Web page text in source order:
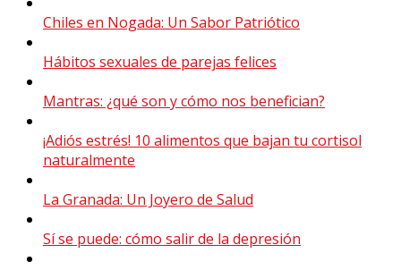
Chiles en Nogada: Un Sabor Patriótico
Hábitos sexuales de parejas felices
Mantras: ¿qué son y cómo nos benefician?
¡Adiós estrés! 10 alimentos que bajan tu cortisol
naturalmente
La Granada: Un Joyero de Salud
Sí se puede: cómo salir de la depresión